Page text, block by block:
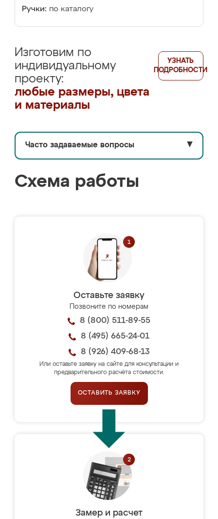
Ручки: по каталогу
Изготовим по
индивидуальному
проекту:
любые размеры, цвета
и материалы
УЗНАТЬ
ПОДРОБНОСТИ
Часто задаваемые вопросы ▼
Схема работы
Оставьте заявку
Позвоните по номерам
8 (800) 511-89-55
8 (495) 665-24-01
8 (926) 409-68-13
Или оставьте заявку на сайте для консультации и
предварительного расчёта стоимости.
ОСТАВИТЬ ЗАЯВКУ
Замер и расчет